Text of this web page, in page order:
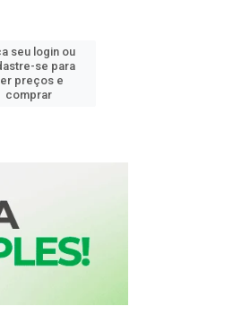
seu login ou
se para
preços e
comprar